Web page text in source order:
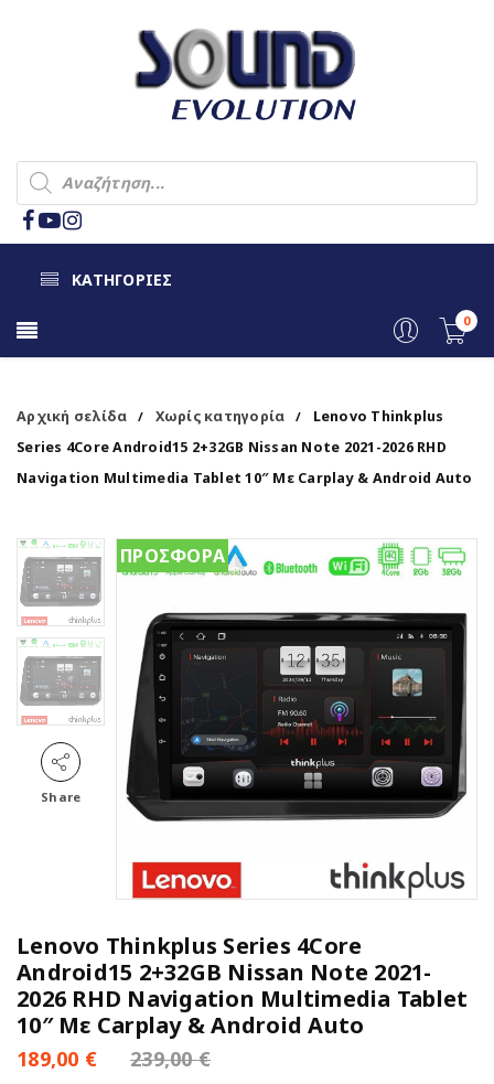
ΚΑΤΗΓΟΡΙΕΣ
0
Αρχική σελίδα / Χωρίς κατηγορία /
Lenovo Thinkplus
Series 4Core Android15 2+32GB Nissan Note 2021-2026 RHD
Navigation Multimedia Tablet 10″ Με Carplay & Android Auto
Share
ΠΡΟΣΦΟΡΑ
Lenovo Thinkplus Series 4Core
Android15 2+32GB Nissan Note 2021-
2026 RHD Navigation Multimedia Tablet
10″ Με Carplay & Android Auto
239,00€
189,00 €